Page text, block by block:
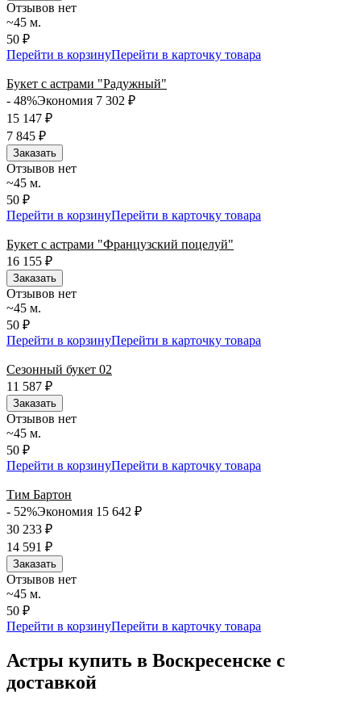
Отзывов нет
~45 м.
50 ₽
Перейти в корзинуПерейти в карточку товара
Букет с астрами "Радужный"
- 48%Экономия 7 302 ₽
15 147 ₽
7 845 ₽
Заказать
Отзывов нет
~45 м.
50 ₽
Перейти в корзинуПерейти в карточку товара
Букет с астрами "Французский поцелуй"
16 155 ₽
Заказать
Отзывов нет
~45 м.
50 ₽
Перейти в корзинуПерейти в карточку товара
Сезонный букет 02
11 587 ₽
Заказать
Отзывов нет
~45 м.
50 ₽
Перейти в корзинуПерейти в карточку товара
Тим Бартон
- 52%Экономия 15 642 ₽
30 233 ₽
14 591 ₽
Заказать
Отзывов нет
~45 м.
50 ₽
Перейти в корзинуПерейти в карточку товара
Астры купить в Воскресенске с
доставкой